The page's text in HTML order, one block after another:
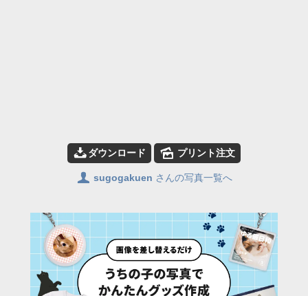
📥ダウンロード 🌄 プリント注文
👤 sugogakuen さんの写真一覧へ